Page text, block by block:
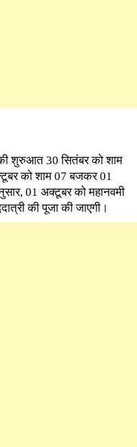
शुरुआत 30 सितंबर को शाम
को शाम 07 बजकर 01
01 अक्टूबर को महानवमी
की पूजा की जाएगी।